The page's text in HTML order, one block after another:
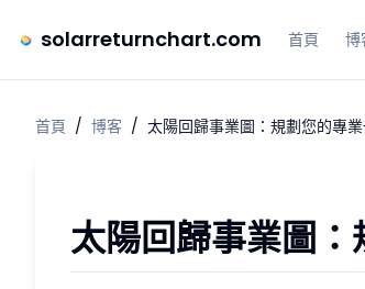
solarreturnchart.com 首頁 博
首頁 / 博客 / 太陽回歸事業圖：規劃您的專
太陽回歸事業圖